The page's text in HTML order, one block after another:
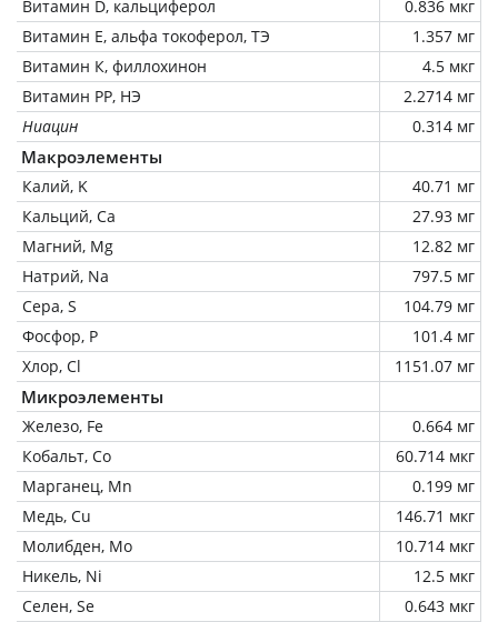
Витамин D, кальциферол
0.836 мкг
Витамин Е, альфа токоферол, ТЭ
1.357 мг
Витамин К, филлохинон
4.5 мкг
Витамин РР, НЭ
2.2714 мг
Ниацин
0.314 мг
Макроэлементы
Калий, K
40.71 мг
Кальций, Ca
27.93 мг
Магний, Mg
12.82 мг
Натрий, Na
797.5 мг
Сера, S
104.79 мг
Фосфор, P
101.4 мг
Хлор, Cl
1151.07 мг
Микроэлементы
Железо, Fe
0.664 мг
Кобальт, Co
60.714 мкг
Марганец, Mn
0.199 мг
Медь, Cu
146.71 мкг
Молибден, Mo
10.714 мкг
Никель, Ni
12.5 мкг
Селен, Se
0.643 мкг